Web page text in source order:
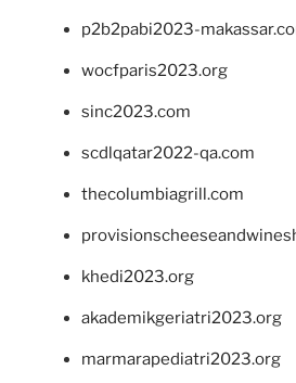
p2b2pabi2023-
wocfparis2023.org
sinc2023.com
scdlqatar2022-qa.com
thecolumbiagrill.com
khedi2023.org
akademikgeriatri2023.org
marmarapediatri2023.org